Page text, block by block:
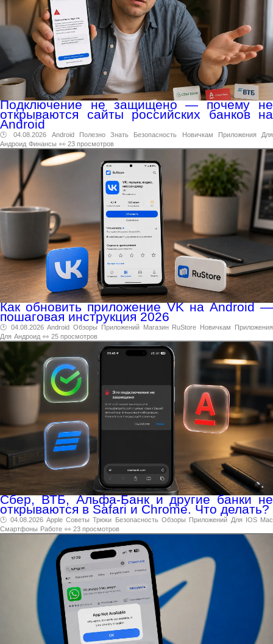
Подключение не защищено — почему не
открываются сайты российских банков на
Android
🕑 04.08.2026 Android Полезно Знать Безопасность Новичкам Приложения
Для
Андроид Финансы 👀 23 просмотров
Как обновить приложение VK на Android —
пошаговая инструкция 2026
🕑 04.08.2026 Android Обзоры Приложений Магазин RuStore Новичкам
Приложения
Для Андроид 👀 25 просмотров
Сбер, ВТБ, Альфа-Банк и другие банки не
открываются в Safari и Сhrome. Что делать?
🕑 04.08.2026 Apple Советы Трюки Безопасность Обзоры Приложений Для IOS Mac
Смартфоны Работе 👀 23 просмотров